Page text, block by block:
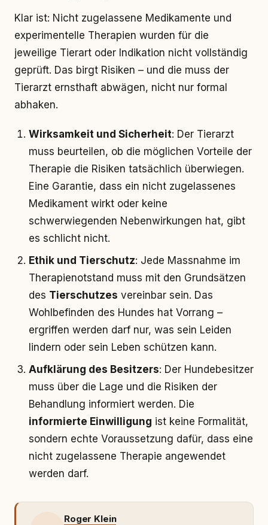
Klar ist: Nicht zugelassene Medikamente und
experimentelle Therapien wurden für die
jeweilige Tierart oder Indikation nicht vollständig
geprüft. Das birgt Risiken – und die muss der
Tierarzt ernsthaft abwägen, nicht nur formal
abhaken.
Wirksamkeit und Sicherheit: Der Tierarzt
muss beurteilen, ob die möglichen Vorteile der
Therapie die Risiken tatsächlich überwiegen.
Eine Garantie, dass ein nicht zugelassenes
Medikament wirkt oder keine
schwerwiegenden Nebenwirkungen hat, gibt
es schlicht nicht.
Ethik und Tierschutz: Jede Massnahme im
Therapienotstand muss mit den Grundsätzen
des Tierschutzes vereinbar sein. Das
Wohlbefinden des Hundes hat Vorrang –
ergriffen werden darf nur, was sein Leiden
lindern oder sein Leben schützen kann.
Aufklärung des Besitzers: Der Hundebesitzer
muss über die Lage und die Risiken der
Behandlung informiert werden. Die
informierte Einwilligung ist keine Formalität,
sondern echte Voraussetzung dafür, dass eine
nicht zugelassene Therapie angewendet
werden darf.
Roger Klein